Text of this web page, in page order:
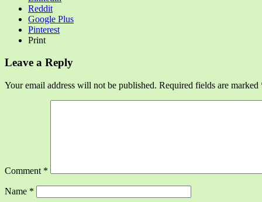
Reddit
Google Plus
Pinterest
Print
Leave a Reply
Your email address will not be published. Required fields are marked
Comment *
Name *